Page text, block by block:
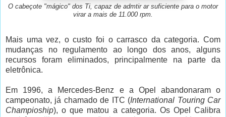
O cabeçote "mágico" dos Ti, capaz de admtir ar suficiente para o motor
virar a mais de 11.000 rpm.
Mais uma vez, o custo foi o carrasco da categoria. Com
mudanças no regulamento ao longo dos anos, alguns
recursos foram eliminados, principalmente na parte da
eletrônica.
Em 1996, a Mercedes-Benz e a Opel abandonaram o
campeonato, já chamado de ITC (International Touring Car
Champioship), o que matou a categoria. Os Opel Calibra